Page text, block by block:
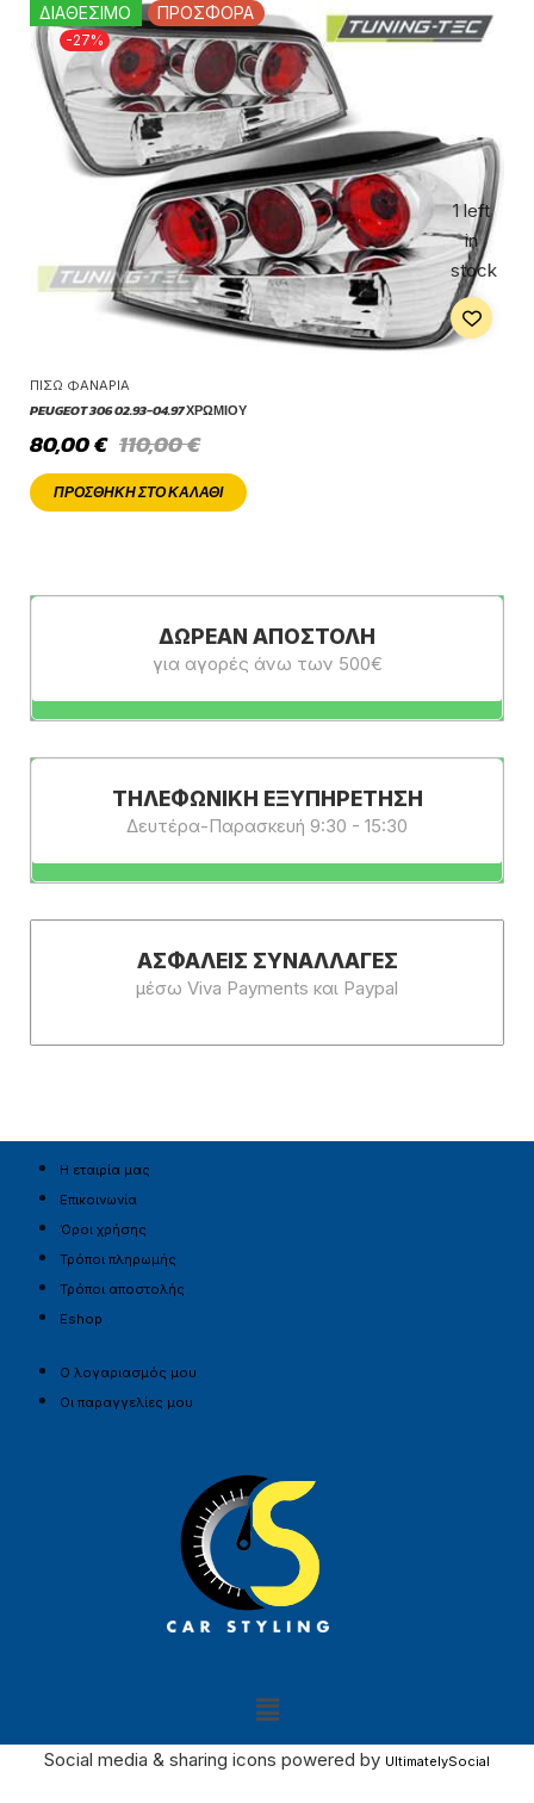
-27%
ΔΙΑΘΕΣΙΜΟ ΠΡΟΣΦΟΡΑ
1 left
in
stock
ΠΊΣΩ ΦΑΝΆΡΙΑ
PEUGEOT 306 02.93-04.97 ΧΡΩΜΊΟΥ
110,00€
80,00€
ΠΡΟΣΘΉΚΗ ΣΤΟ ΚΑΛΆΘΙ
ΔΩΡΕΆΝ ΑΠΟΣΤΟΛΉ
για αγορές άνω των 500€
ΤΗΛΕΦΩΝΙΚΗ ΕΞΥΠΗΡΕΤΗΣΗ
Δευτέρα-Παρασκευή 9:30 - 15:30
ΑΣΦΑΛΕΊΣ ΣΥΝΑΛΛΑΓΈΣ
μέσω Viva Payments και Paypal
Η εταιρία μας
Επικοινωνία
Όροι χρήσης
Τρόποι πληρωμής
Τρόποι αποστολής
Eshop
Ο λογαριασμός μου
Οι παραγγελίες μου
Social media & sharing icons powered by UltimatelySocial